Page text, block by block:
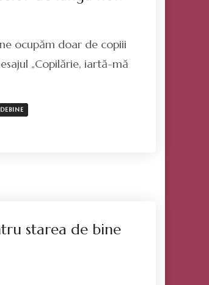
ocupăm doar de copiii
„Copilărie, iartă-mă
starea de bine